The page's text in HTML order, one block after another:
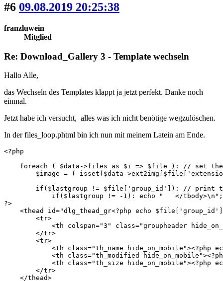
#6 09.08.2019 20:25:38
franzluwein
Mitglied
Re: Download_Gallery 3 - Template wechseln
Hallo Alle,
das Wechseln des Templates klappt ja jetzt perfekt. Danke noch
einmal.
Jetzt habe ich versucht, alles was ich nicht benötige wegzulöschen.
In der files_loop.phtml bin ich nun mit meinem Latein am Ende.
<?php
foreach ( $data->files as $i => $file ): // set
$image = ( isset($data-
if($lastgroup != $file['group_id']): // print
if($lastgroup != -1): echo "   </
?>
<thead id="dlg_thead_gr<?php echo
        <tr>
<th colspan="3" class="groupheader
        </tr>
        <tr>
<th class="th_name hide_on_mobile"><?php
<th class="th_modified
<th class="th_size hide_on_mobile"><?php
        </tr>
    </thead>